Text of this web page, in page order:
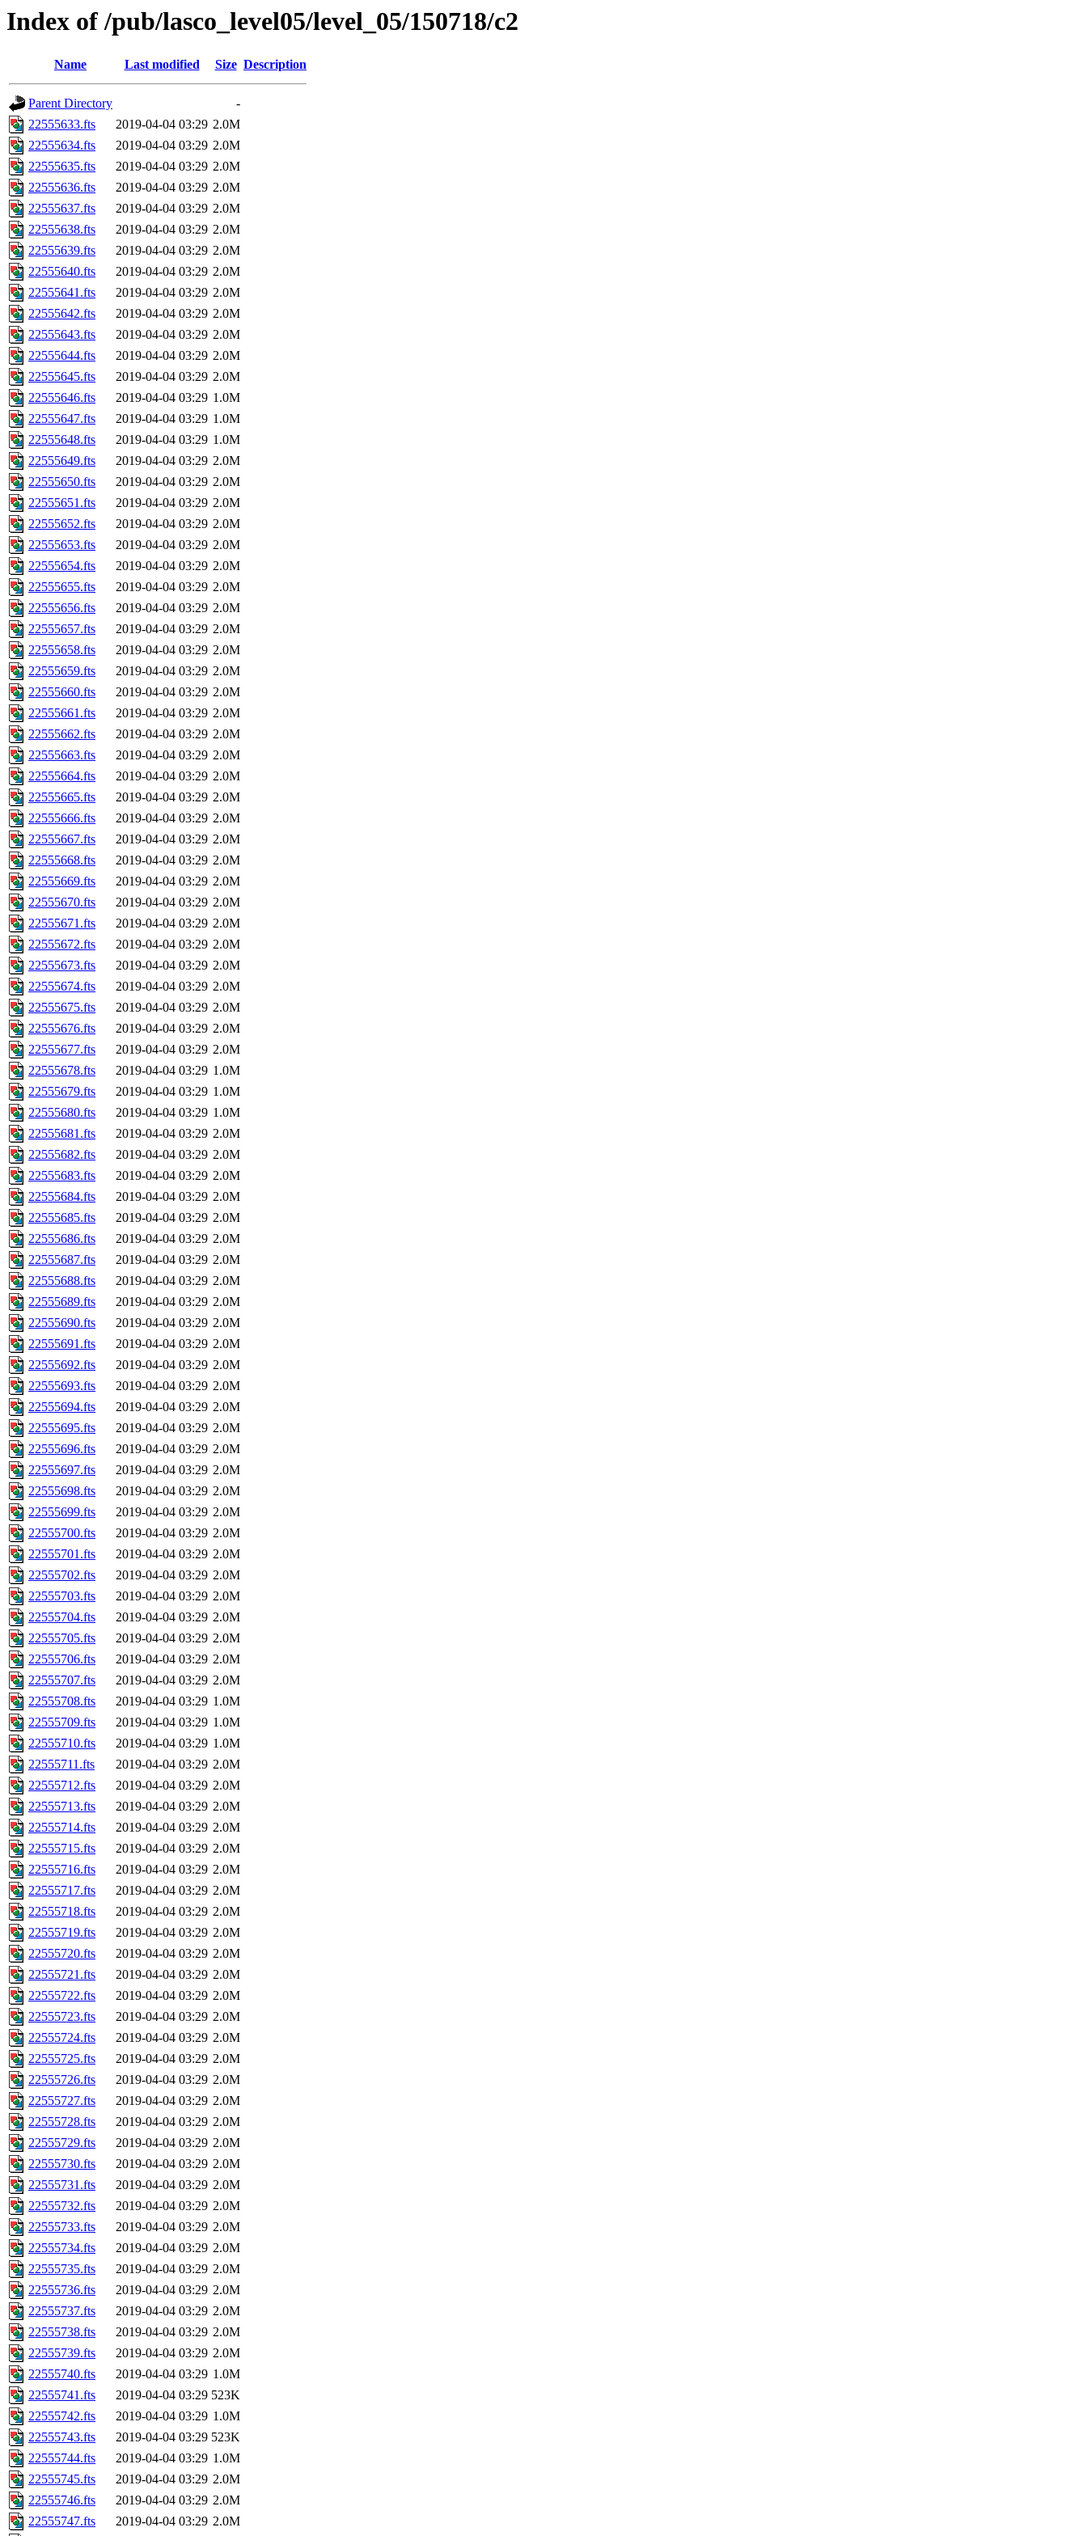
Index of /pub/lasco_level05/level_05/150718/c2
Name Last modified Size Description
Parent Directory
-
22555633.fts
2019-04-04 03:29 2.0M
22555634.fts
2019-04-04 03:29 2.0M
22555635.fts
2019-04-04 03:29 2.0M
22555636.fts
2019-04-04 03:29 2.0M
22555637.fts
2019-04-04 03:29 2.0M
22555638.fts
2019-04-04 03:29 2.0M
22555639.fts
2019-04-04 03:29 2.0M
22555640.fts
2019-04-04 03:29 2.0M
22555641.fts
2019-04-04 03:29 2.0M
22555642.fts
2019-04-04 03:29 2.0M
22555643.fts
2019-04-04 03:29 2.0M
22555644.fts
2019-04-04 03:29 2.0M
22555645.fts
2019-04-04 03:29 2.0M
22555646.fts
2019-04-04 03:29 1.0M
22555647.fts
2019-04-04 03:29 1.0M
22555648.fts
2019-04-04 03:29 1.0M
22555649.fts
2019-04-04 03:29 2.0M
22555650.fts
2019-04-04 03:29 2.0M
22555651.fts
2019-04-04 03:29 2.0M
22555652.fts
2019-04-04 03:29 2.0M
22555653.fts
2019-04-04 03:29 2.0M
22555654.fts
2019-04-04 03:29 2.0M
22555655.fts
2019-04-04 03:29 2.0M
22555656.fts
2019-04-04 03:29 2.0M
22555657.fts
2019-04-04 03:29 2.0M
22555658.fts
2019-04-04 03:29 2.0M
22555659.fts
2019-04-04 03:29 2.0M
22555660.fts
2019-04-04 03:29 2.0M
22555661.fts
2019-04-04 03:29 2.0M
22555662.fts
2019-04-04 03:29 2.0M
22555663.fts
2019-04-04 03:29 2.0M
22555664.fts
2019-04-04 03:29 2.0M
22555665.fts
2019-04-04 03:29 2.0M
22555666.fts
2019-04-04 03:29 2.0M
22555667.fts
2019-04-04 03:29 2.0M
22555668.fts
2019-04-04 03:29 2.0M
22555669.fts
2019-04-04 03:29 2.0M
22555670.fts
2019-04-04 03:29 2.0M
22555671.fts
2019-04-04 03:29 2.0M
22555672.fts
2019-04-04 03:29 2.0M
22555673.fts
2019-04-04 03:29 2.0M
22555674.fts
2019-04-04 03:29 2.0M
22555675.fts
2019-04-04 03:29 2.0M
22555676.fts
2019-04-04 03:29 2.0M
22555677.fts
2019-04-04 03:29 2.0M
22555678.fts
2019-04-04 03:29 1.0M
22555679.fts
2019-04-04 03:29 1.0M
22555680.fts
2019-04-04 03:29 1.0M
22555681.fts
2019-04-04 03:29 2.0M
22555682.fts
2019-04-04 03:29 2.0M
22555683.fts
2019-04-04 03:29 2.0M
22555684.fts
2019-04-04 03:29 2.0M
22555685.fts
2019-04-04 03:29 2.0M
22555686.fts
2019-04-04 03:29 2.0M
22555687.fts
2019-04-04 03:29 2.0M
22555688.fts
2019-04-04 03:29 2.0M
22555689.fts
2019-04-04 03:29 2.0M
22555690.fts
2019-04-04 03:29 2.0M
22555691.fts
2019-04-04 03:29 2.0M
22555692.fts
2019-04-04 03:29 2.0M
22555693.fts
2019-04-04 03:29 2.0M
22555694.fts
2019-04-04 03:29 2.0M
22555695.fts
2019-04-04 03:29 2.0M
22555696.fts
2019-04-04 03:29 2.0M
22555697.fts
2019-04-04 03:29 2.0M
22555698.fts
2019-04-04 03:29 2.0M
22555699.fts
2019-04-04 03:29 2.0M
22555700.fts
2019-04-04 03:29 2.0M
22555701.fts
2019-04-04 03:29 2.0M
22555702.fts
2019-04-04 03:29 2.0M
22555703.fts
2019-04-04 03:29 2.0M
22555704.fts
2019-04-04 03:29 2.0M
22555705.fts
2019-04-04 03:29 2.0M
22555706.fts
2019-04-04 03:29 2.0M
22555707.fts
2019-04-04 03:29 2.0M
22555708.fts
2019-04-04 03:29 1.0M
22555709.fts
2019-04-04 03:29 1.0M
22555710.fts
2019-04-04 03:29 1.0M
22555711.fts
2019-04-04 03:29 2.0M
22555712.fts
2019-04-04 03:29 2.0M
22555713.fts
2019-04-04 03:29 2.0M
22555714.fts
2019-04-04 03:29 2.0M
22555715.fts
2019-04-04 03:29 2.0M
22555716.fts
2019-04-04 03:29 2.0M
22555717.fts
2019-04-04 03:29 2.0M
22555718.fts
2019-04-04 03:29 2.0M
22555719.fts
2019-04-04 03:29 2.0M
22555720.fts
2019-04-04 03:29 2.0M
22555721.fts
2019-04-04 03:29 2.0M
22555722.fts
2019-04-04 03:29 2.0M
22555723.fts
2019-04-04 03:29 2.0M
22555724.fts
2019-04-04 03:29 2.0M
22555725.fts
2019-04-04 03:29 2.0M
22555726.fts
2019-04-04 03:29 2.0M
22555727.fts
2019-04-04 03:29 2.0M
22555728.fts
2019-04-04 03:29 2.0M
22555729.fts
2019-04-04 03:29 2.0M
22555730.fts
2019-04-04 03:29 2.0M
22555731.fts
2019-04-04 03:29 2.0M
22555732.fts
2019-04-04 03:29 2.0M
22555733.fts
2019-04-04 03:29 2.0M
22555734.fts
2019-04-04 03:29 2.0M
22555735.fts
2019-04-04 03:29 2.0M
22555736.fts
2019-04-04 03:29 2.0M
22555737.fts
2019-04-04 03:29 2.0M
22555738.fts
2019-04-04 03:29 2.0M
22555739.fts
2019-04-04 03:29 2.0M
22555740.fts
2019-04-04 03:29 1.0M
22555741.fts
2019-04-04 03:29 523K
22555742.fts
2019-04-04 03:29 1.0M
22555743.fts
2019-04-04 03:29 523K
22555744.fts
2019-04-04 03:29 1.0M
22555745.fts
2019-04-04 03:29 2.0M
22555746.fts
2019-04-04 03:29 2.0M
22555747.fts
2019-04-04 03:29 2.0M